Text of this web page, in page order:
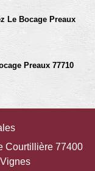
Le Bocage Preaux
Preaux 77710
Courtillière 77400